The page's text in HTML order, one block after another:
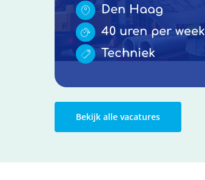
Den Haag
40 uren per week
Techniek
Bekijk alle vacatures